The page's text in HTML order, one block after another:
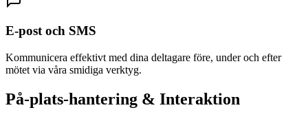
E-post och SMS
Kommunicera effektivt med dina deltagare före, under och efter
mötet via våra smidiga verktyg.
På-plats-hantering & Interaktion